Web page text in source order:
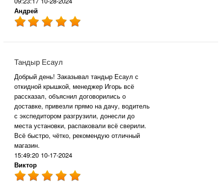
Андрей
Тандыр Есаул
Добрый день! Заказывал тандыр Есаул с
откидной крышкой, менеджер Игорь всё
рассказал, объяснил договорились о
доставке, привезли прямо на дачу, водитель
с экспедитором разгрузили, донесли до
места установки, распаковали всё сверили.
Всё быстро, чётко, рекомендую отличный
магазин.
15:49:20 10-17-2024
Виктор